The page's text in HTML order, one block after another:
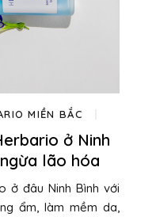
MIỀN BẮC
ở Ninh
lão hóa
ở đâu Ninh Bình với
ẩm, làm mềm da,